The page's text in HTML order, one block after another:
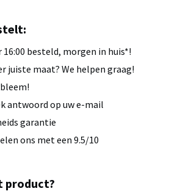
16:00 besteld, morgen in huis*!
juiste maat? We helpen graag!
antwoord op uw e-mail
garantie
ons met een 9.5/10
product?